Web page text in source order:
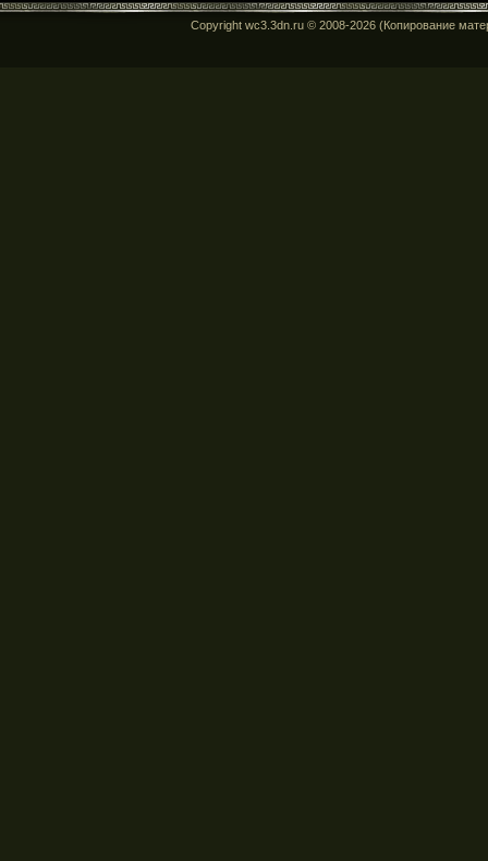
Copyright wc3.3dn.ru © 2008-2026 (Копирование